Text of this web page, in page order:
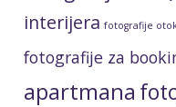
interijera fotografije
fotografije za
apartmana